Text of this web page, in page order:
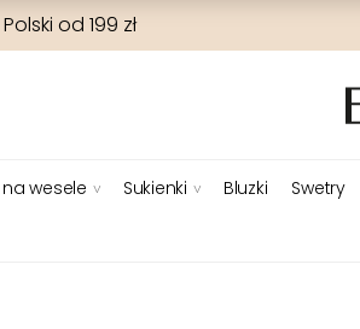
od 199 zł
na wesele Sukienki Bluzki Swetry